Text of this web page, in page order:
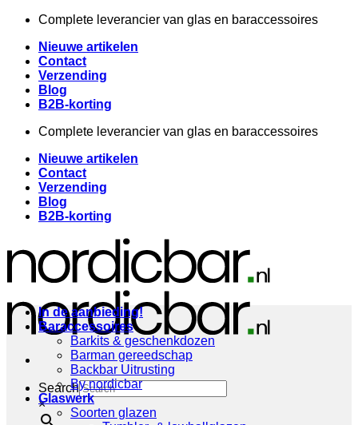
inhoud
Complete leverancier van glas en baraccessoires
Nieuwe artikelen
Contact
Verzending
Blog
B2B-korting
Complete leverancier van glas en baraccessoires
Nieuwe artikelen
Contact
Verzending
Blog
B2B-korting
Search
×
In de aanbieding!
Baraccessoires
Barkits & geschenkdozen
Barman gereedschap
Backbar Uitrusting
By nordicbar
Glaswerk
Soorten glazen